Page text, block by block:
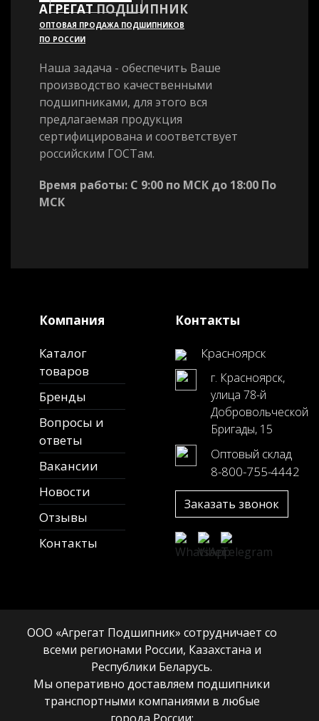
АГРЕГАТПОДШИПНИК
ОПТОВАЯ ПРОДАЖА ПОДШИПНИКОВ
ПО РОССИИ
Наша задача - обеспечить Ваше
производство качественными
подшипниками, для этого вся
предлагаемая продукция
сертифицирована и соответствует
российским ГОСТам.
Время работы: С 9:00 по МСК до 18:00 По
МСК
Компания
Каталог
товаров
Бренды
Вопросы и
ответы
Вакансии
Новости
Отзывы
Контакты
Контакты
Красноярск
г. Красноярск,
улица 78-й
Добровольческой
Бригады, 15
Оптовый склад
8-800-755-4442
Заказать звонок
ООО «Агрегат Подшипник» сотрудничает со
всеми регионами России, Казахстана и
Республики Беларусь.
Мы оперативно доставляем подшипники
транспортными компаниями в любые